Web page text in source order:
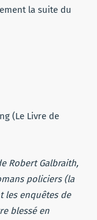
la suite du
(Le Livre de
Robert Galbraith,
policiers (la
les enquêtes de
blessé en